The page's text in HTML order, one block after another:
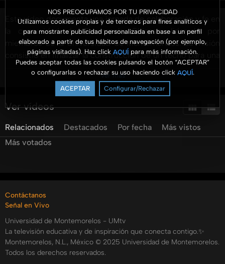
NOS PREOCUPAMOS POR TU PRIVACIDAD
Utilizamos cookies propias y de terceros para fines analíticos y
para mostrarte publicidad personalizada en base a un perfil
elaborado a partir de tus hábitos de navegación (por ejemplo,
páginas visitadas). Haz click AQUÍ para más información.
Puedes aceptar todas las cookies pulsando el botón “ACEPTAR”
o configurarlas o rechazar su uso haciendo click AQUÍ.
ACEPTAR Configurar/Rechazar
Este video documenta una jornada de colaboración y fe en
la comunidad de Bonampak, Chiapas, liderada por
miembros de la Universidad de Montemorelos. La misión
consistió en finalizar la construcción de un techo para una
iglesia local, con el objetivo de permitir un lugar de culto
seguro antes de disfrutar de un día cultural visitando la
zona arqueológica cercana. La experiencia no solo implicó
comunidad lacandona. Los voluntarios destacaron la
importancia del servicio a Dios y al prójimo, y cómo esta
construcción de este templo simboliza un vínculo
Categorías:
Ver más
Ver vídeos
Relacionados Destacados Por fecha
Más vistos
Más votados
Contáctanos
Señal en Vivo
Universidad de Montemorelos - UMtv
La televisión educativa y de inspiración que conecta contigo.✨
Montemorelos, N.L., México © 2025 Universidad de Montemorelos.
Todos los derechos reservados.